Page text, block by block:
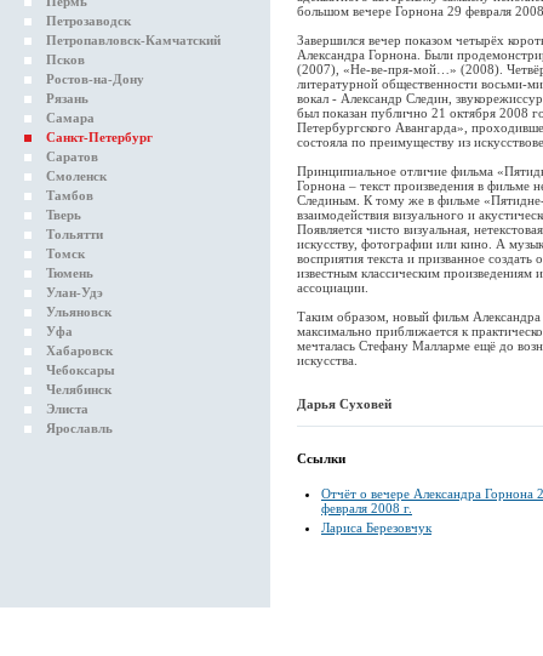
Петрозаводск
Петропавловск-Камчатский
Псков
Ростов-на-Дону
Рязань
Самара
Санкт-Петербург
Саратов
Смоленск
Тамбов
Тверь
Тольятти
Томск
Тюмень
Улан-Удэ
Ульяновск
Уфа
Хабаровск
Чебоксары
Челябинск
Элиста
Ярославль
большом вечере Горнона 29 февраля
Завершился вечер показом четырёх
Александра Горнона. Были
(2007), «Не-ве-пря-мой…» (2008).
литературной общественности восьми-
вокал - Александр Следин,
был показан публично 21 октября 2008
Петербургского Авангарда»,
состояла по преимуществу из
Принципиальное отличие фильма
Горнона – текст произведения в фильме
Слединым. К тому же в фильме
взаимодействия визуального и
Появляется чисто визуальная,
искусству, фотографии или кино. А
восприятия текста и призванное создать
известным классическим произведениям
ассоциации.
Таким образом, новый фильм Александра
максимально приближается к
мечталась Стефану Малларме ещё до
искусства.
Дарья Суховей
Ссылки
Отчёт о вечере Александра Горнона
февраля 2008 г.
Лариса Березовчук